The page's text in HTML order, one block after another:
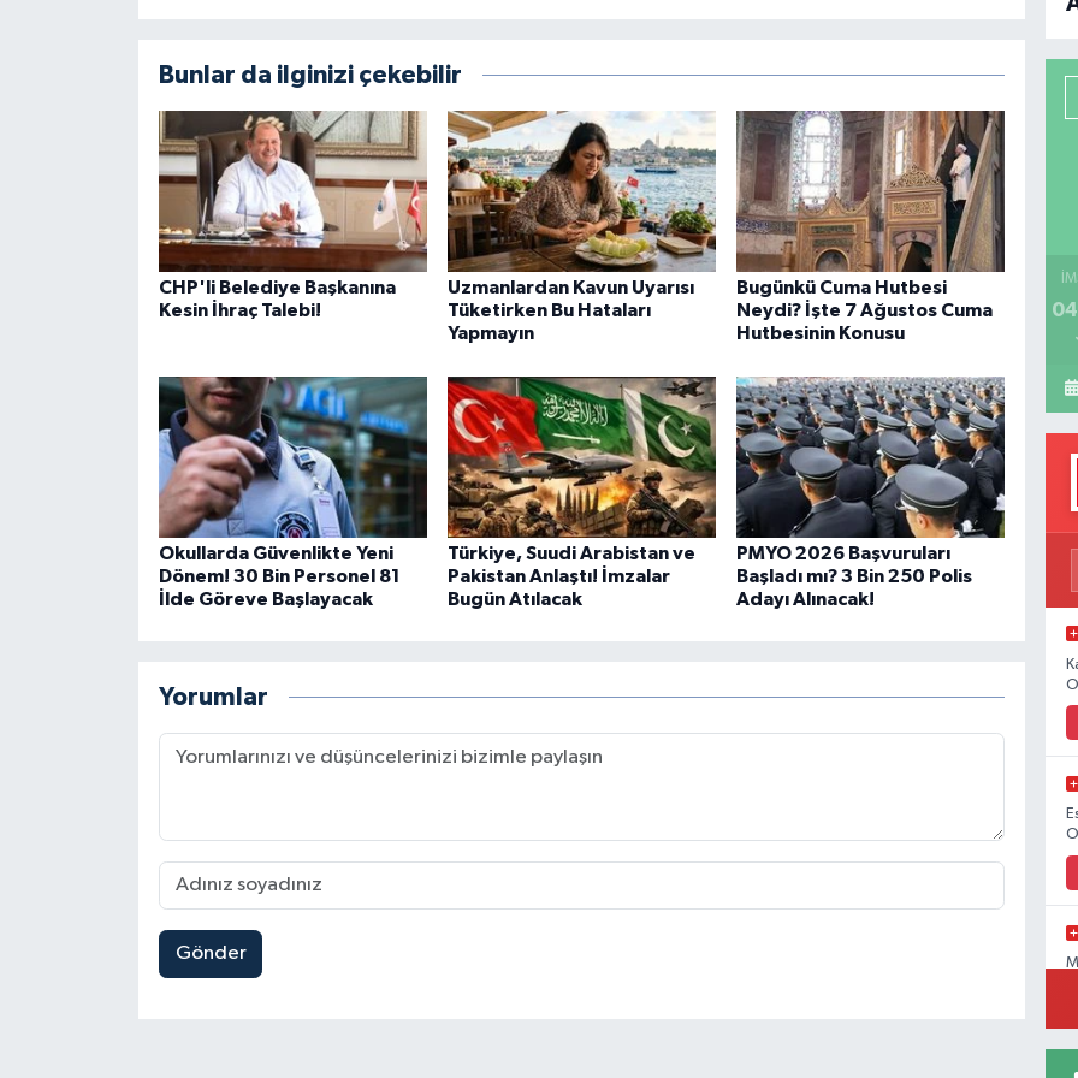
Bunlar da ilginizi çekebilir
CHP'li Belediye Başkanına
Kesin İhraç Talebi!
Uzmanlardan Kavun Uyarısı
Tüketirken Bu Hataları
Yapmayın
Bugünkü Cuma Hutbesi
Neydi? İşte 7 Ağustos Cuma
Hutbesinin Konusu
Okullarda Güvenlikte Yeni
Dönem! 30 Bin Personel 81
İlde Göreve Başlayacak
Türkiye, Suudi Arabistan ve
Pakistan Anlaştı! İmzalar
Bugün Atılacak
PMYO 2026 Başvuruları
Başladı mı? 3 Bin 250 Polis
Adayı Alınacak!
Yorumlar
Gönder